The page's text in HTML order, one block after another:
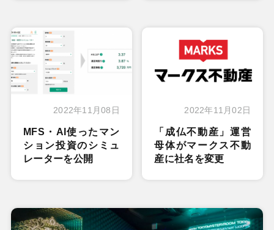
2022年11月08日
MFS・AI使ったマン
ション投資のシミュ
レーターを公開
2022年11月02日
「成仏不動産」運営
母体がマークス不動
産に社名を変更